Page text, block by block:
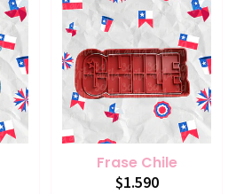
Frase Chile
$1.590